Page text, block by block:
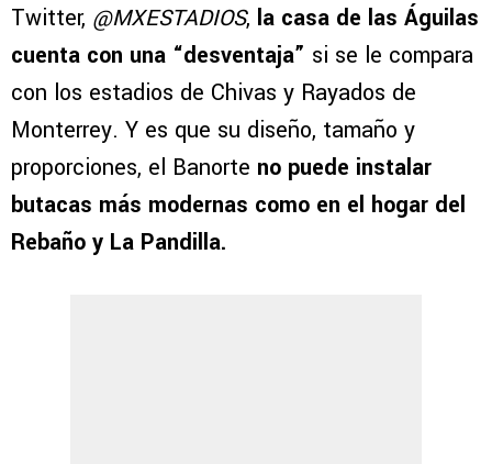
Twitter, @MXESTADIOS, la casa de las Águilas
cuenta con una “desventaja” si se le compara
con los estadios de Chivas y Rayados de
Monterrey. Y es que su diseño, tamaño y
proporciones, el Banorte no puede instalar
butacas más modernas como en el hogar del
Rebaño y La Pandilla.